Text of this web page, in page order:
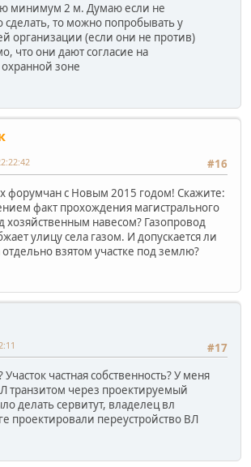
минимум 2 м. Думаю если не
сделать, то можно попробывать у
организации (если они не против)
что они дают согласие на
зоне
#16
форумчан с Новым 2015 годом! Скажите:
факт прохождения магистрального
хозяйственным навесом? Газопровод
улицу села газом. И допускается ли
отдельно взятом участке под землю?
#17
частная собственность? У меня
транзитом через проектируемый
делать сервитут, владелец вл
проектировали переустройство ВЛ